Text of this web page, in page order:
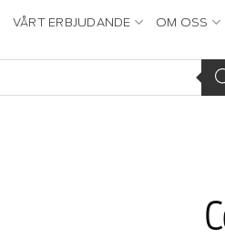
VÅRT ERBJUDANDE OM OSS